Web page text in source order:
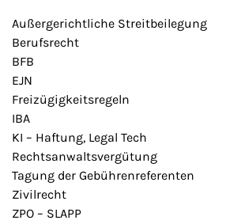
Außergerichtliche Streitbeilegung
Berufsrecht
BFB
EJN
Freizügigkeitsregeln
IBA
KI – Haftung, Legal Tech
Rechtsanwaltsvergütung
Tagung der Gebührenreferenten
Zivilrecht
ZPO – SLAPP